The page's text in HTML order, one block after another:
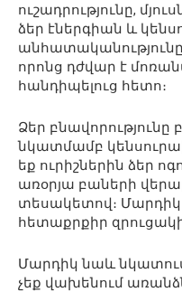
ուշադրությունը,
ձեր էներգիան և
որոնց դժվար է
հանդիպելուց հետո։
Ձեր բնավորությունը
նկատմամբ
եք ուրիշներին ձեր
առօրյա բաների
տեսակետով։
հետաքրքիր
Մարդիկ նաև նկատում
չեք վախենում